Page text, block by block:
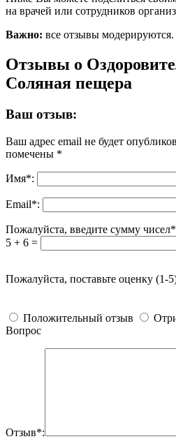
на врачей или сотрудников
Важно: все отзывы модерируются.
Отзывы о
Соляная пещера
Ваш отзыв:
Ваш адрес email не будет
помечены *
Имя*:
Email*:
Пожалуйста, введите сумму
5 + 6 =
Пожалуйста, поставьте оценку (1-
Положительный отзыв
Вопрос
Отзыв*: